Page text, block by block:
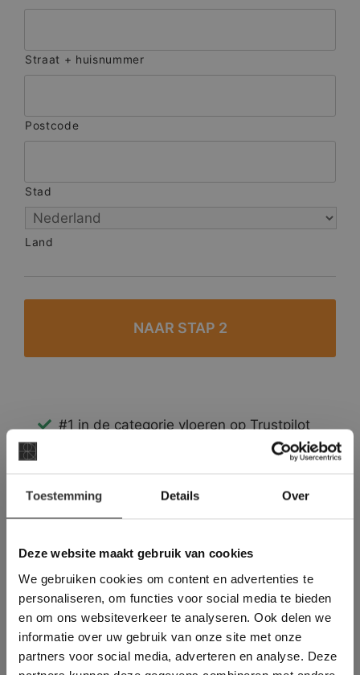
Toestemming Details Over
Deze website maakt gebruik van cookies
We gebruiken cookies om content en advertenties te
personaliseren, om functies voor social media te bieden
en om ons websiteverkeer te analyseren. Ook delen we
informatie over uw gebruik van onze site met onze
partners voor social media, adverteren en analyse. Deze
Straat + huisnummer
Postcode
Stad
Land
#1 in de categorie vloeren op Trustpilot
Binnen 24 uur een passende offerte
Meer dan 500 m2 showroom
Deze website maakt
gebruik van cookies.
This Cookie Banner was deleted and is no
longer working. Please contact the website
administrator.
Deze website gebruikt cookies om de
gebruikerservaring te verbeteren. Door
gebruik te maken van onze website geeft u
toestemming voor alle cookies in
overeenstemming met ons cookiebeleid.Lees
verder